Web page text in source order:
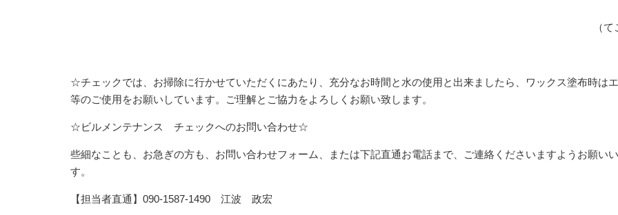
（
☆チェックでは、お掃除に行かせていただくにあたり、充分なお時間と水の使用と出来ましたら、ワックス塗布時は
等のご使用をお願いしています。ご理解とご協力をよろしくお願い致します。
☆ビルメンテナンス チェックへのお問い合わせ☆
些細なことも、お急ぎの方も、お問い合わせフォーム、または下記直通お電話まで、ご連絡くださいますようお願い
す。
【担当者直通】090-1587-1490 江波 政宏